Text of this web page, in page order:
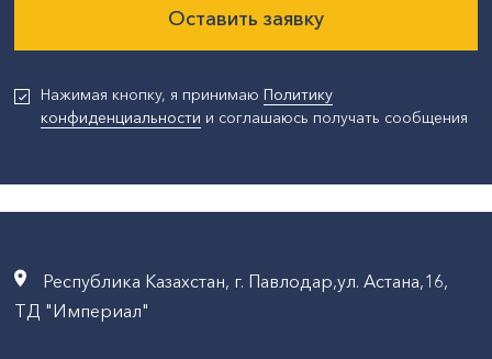
Оставить заявку
Нажимая кнопку, я принимаю Политику
конфиденциальности и соглашаюсь получать сообщения
Республика Казахстан, г. Павлодар,ул. Астана,16,
ТД "Империал"